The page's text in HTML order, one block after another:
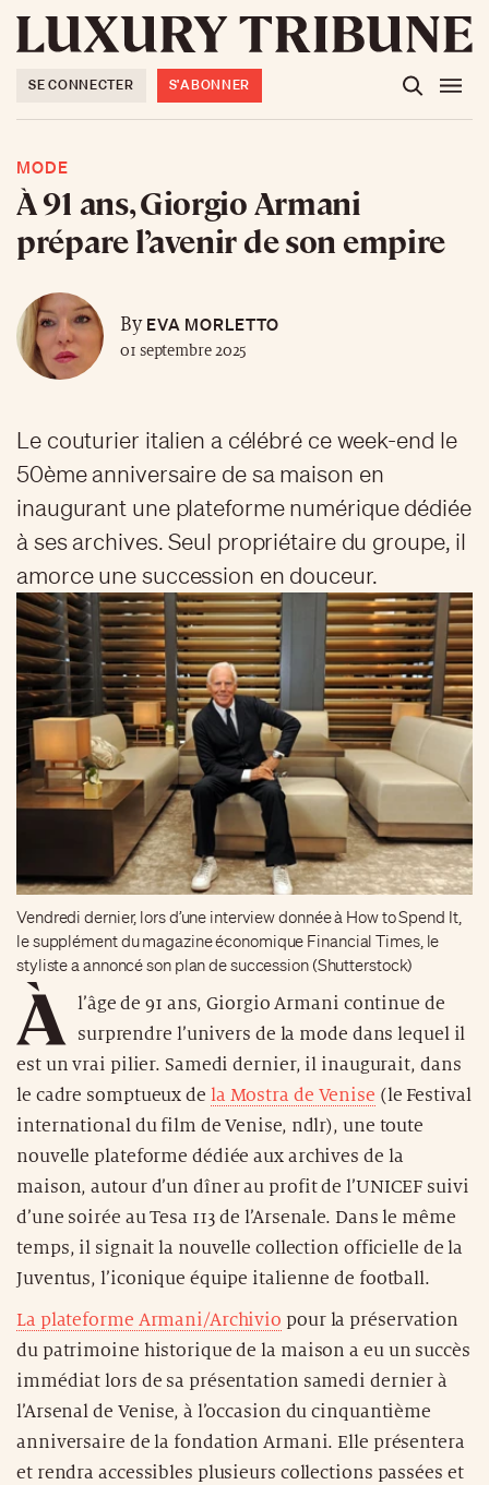
SE CONNECTER S'ABONNER
MODE
À 91 ans, Giorgio Armani
prépare l’avenir de son empire
ByEVA MORLETTO
01 septembre 2025
Le couturier italien a célébré ce week-end le
50ème anniversaire de sa maison en
inaugurant une plateforme numérique dédiée
à ses archives. Seul propriétaire du groupe, il
amorce une succession en douceur.
Vendredi dernier, lors d’une interview donnée à How to Spend It,
le supplément du magazine économique Financial Times, le
styliste a annoncé son plan de succession (Shutterstock)
À
l’âge de 91 ans, Giorgio Armani continue de
surprendre l’univers de la mode dans lequel il
est un vrai pilier. Samedi dernier, il inaugurait, dans
le cadre somptueux de la Mostra de Venise (le Festival
international du film de Venise, ndlr), une toute
nouvelle plateforme dédiée aux archives de la
maison, autour d’un dîner au profit de l’UNICEF suivi
d’une soirée au Tesa 113 de l’Arsenale. Dans le même
temps, il signait la nouvelle collection officielle de la
Juventus, l’iconique équipe italienne de football.
La plateforme Armani/Archivio pour la préservation
du patrimoine historique de la maison a eu un succès
immédiat lors de sa présentation samedi dernier à
l’Arsenal de Venise, à l’occasion du cinquantième
anniversaire de la fondation Armani. Elle présentera
et rendra accessibles plusieurs collections passées et